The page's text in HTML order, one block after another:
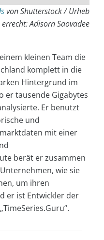
von Shutterstock / Urheb
errecht: Adisorn Saovadee
kleinen Team die
komplett in die
Hintergrund im
er tausende Gigabytes
Er benutzt
und
mit einer
berät er zusammen
wie sie
um ihren
er ist Entwickler der